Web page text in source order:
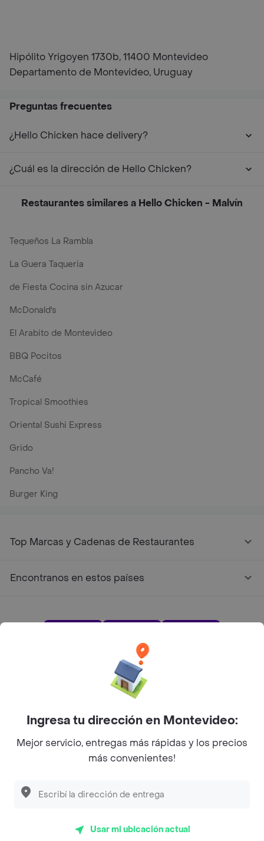
Hipólito Yrigoyen 1730b, 11400 Montevideo
Departamento de Montevideo, Uruguay
Preguntas frecuentes
¿Hello Chicken hace delivery?
¿Cuál es la dirección de Hello Chicken?
Restaurantes similares a Hello Chicken - Malvín
Tequeños La Rambla
La Guera Taqueria
de Fiesta Cocina sin Azucar
McDonald's
El Arabito de Montevideo
BBQ Pocitos
McCafé
Tropical Smoothies
Oriental Sushi Express
Grido
Pancho Va!
Burger King
Top Marcas y Cadenas de Restaurantes
Encontranos en estos países
Google play
Categorías
Ingresa tu dirección en Montevideo:
Mejor servicio, entregas más rápidas y los precios
más convenientes!
Usar mi ubicación actual